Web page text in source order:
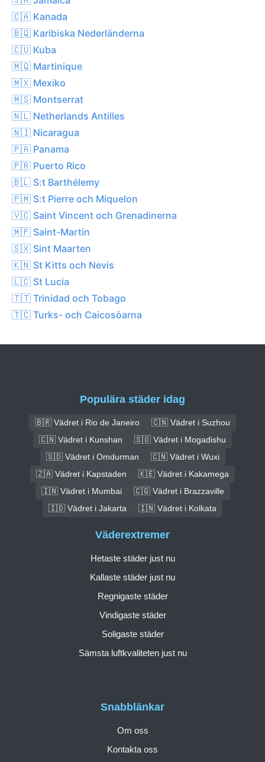
🇨🇦 Kanada
🇧🇶 Karibiska Nederländerna
🇨🇺 Kuba
🇲🇶 Martinique
🇲🇽 Mexiko
🇲🇸 Montserrat
🇳🇱 Netherlands Antilles
🇳🇮 Nicaragua
🇵🇦 Panama
🇵🇷 Puerto Rico
🇧🇱 S:t Barthélemy
🇵🇲 S:t Pierre och Miquelon
🇻🇨 Saint Vincent och Grenadinerna
🇲🇫 Saint-Martin
🇸🇽 Sint Maarten
🇰🇳 St Kitts och Nevis
🇱🇨 St Lucia
🇹🇹 Trinidad och Tobago
🇹🇨 Turks- och Caicosöarna
Populära städer idag
🇧🇷 Vädret i Rio de Janeiro
🇨🇳 Vädret i Suzhou
🇨🇳 Vädret i Kunshan
🇸🇴 Vädret i Mogadishu
🇸🇩 Vädret i Omdurman
🇨🇳 Vädret i Wuxi
🇿🇦 Vädret i Kapstaden
🇰🇪 Vädret i Kakamega
🇮🇳 Vädret i Mumbai
🇨🇬 Vädret i Brazzaville
🇮🇩 Vädret i Jakarta
🇮🇳 Vädret i Kolkata
Snabblänkar
Om oss
Kontakta oss
Väderextremer
Hetaste städer just nu
Kallaste städer just nu
Regnigaste städer
Vindigaste städer
Soligaste städer
Sämsta luftkvaliteten just nu